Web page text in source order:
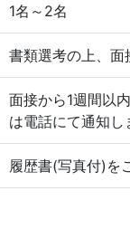
1名～2名
書類選考の上、面
面接から1週間以
は電話にて通知し
履歴書(写真付)を